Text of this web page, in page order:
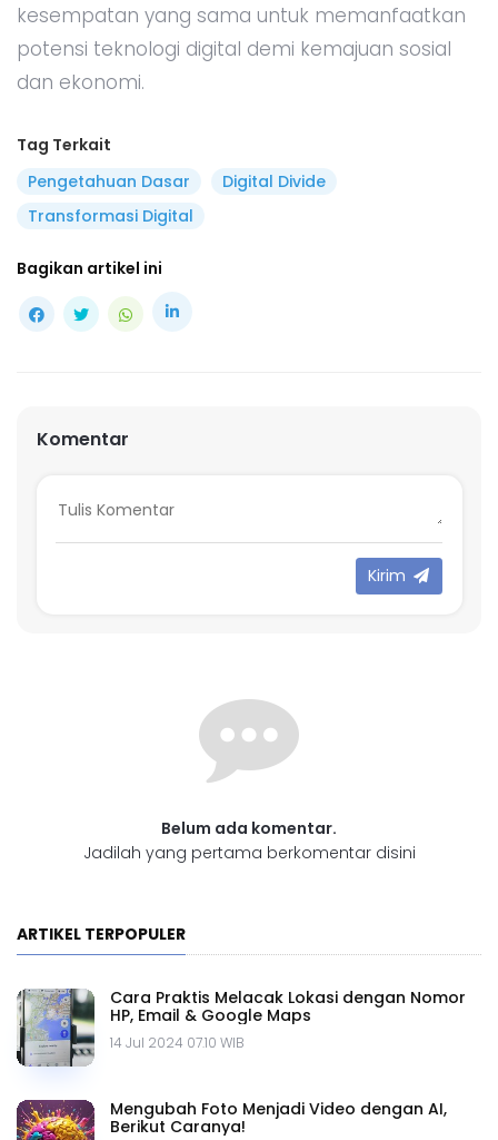
kesempatan yang sama untuk memanfaatkan
potensi teknologi digital demi kemajuan sosial
dan ekonomi.
Tag Terkait
Pengetahuan Dasar
Digital Divide
Transformasi Digital
Bagikan artikel ini
Komentar
Kirim
Belum ada komentar.
Jadilah yang pertama berkomentar disini
ARTIKEL TERPOPULER
Cara Praktis Melacak Lokasi dengan Nomor
HP, Email & Google Maps
14 Jul 2024 07.10 WIB
Mengubah Foto Menjadi Video dengan AI,
Berikut Caranya!